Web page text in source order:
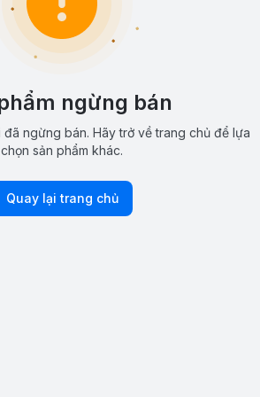
ngừng bán
đã ngừng bán. Hãy trở về trang chủ để lựa
chọn sản phẩm khác.
Quay lại trang chủ